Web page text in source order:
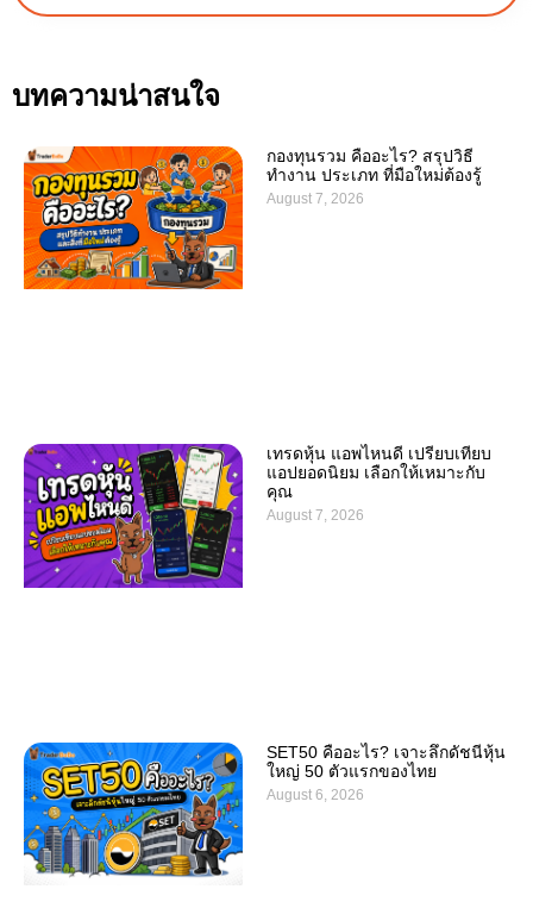
บทความน่าสนใจ
กองทุนรวม คืออะไร? สรุปวิธี
ทำงาน ประเภท ที่มือใหม่ต้องรู้
August 7, 2026
เทรดหุ้น แอพไหนดี เปรียบเทียบ
แอปยอดนิยม เลือกให้เหมาะกับ
คุณ
August 7, 2026
SET50 คืออะไร? เจาะลึกดัชนีหุ้น
ใหญ่ 50 ตัวแรกของไทย
August 6, 2026